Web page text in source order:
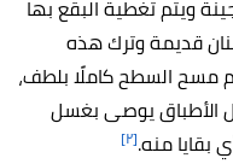
ويتم تغطية البقع بها
قديمة وترك هذه
مسح السطح كاملًا بلطف،
الأطباق يوصى بغسل
بقايا منه.[٢]